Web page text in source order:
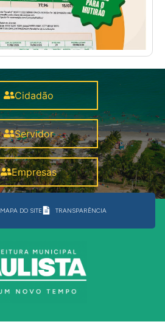
Cidadão
Servidor
Empresas
MAPA DO SITE TRANSPARÊNCIA